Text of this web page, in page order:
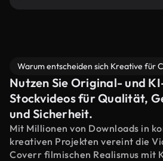
Warum entscheiden sich Kreative für
Nutzen Sie Original- und
Stockvideos für Qualität,
und Sicherheit.
Mit Millionen von Downloads in
kreativen Projekten vereint die
Coverr filmischen Realismus mit